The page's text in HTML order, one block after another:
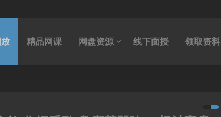
精品网课 网盘资源 线下面授 领取资料